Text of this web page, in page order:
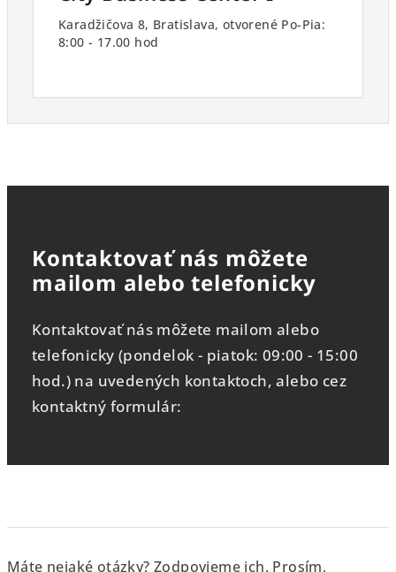
Karadžičova 8, Bratislava, otvorené Po-Pia:
8:00 - 17.00 hod
Kontaktovať nás môžete
mailom alebo telefonicky
Kontaktovať nás môžete mailom alebo
telefonicky (pondelok - piatok: 09:00 - 15:00
hod.) na uvedených kontaktoch, alebo cez
kontaktný formulár:
Máte nejaké otázky? Zodpovieme ich. Prosím,